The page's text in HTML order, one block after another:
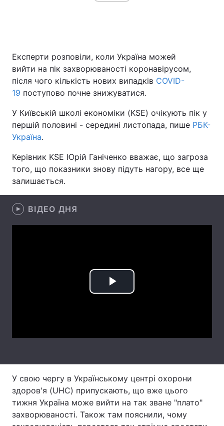
Головна Війна
Україна Політика
Спорт Наука
Зброя Інциденти
Цікавинки
Статті
Послуги
Експерти розповіли, коли Україна можей
вийти на пік захворюваності коронавірусом,
після чого кількість нових випадків COVID-
19 поступово почне знижуватися.
У Київській школі економіки (KSE) очікують пік у
першій половині - середині листопада, пише РБК-
Україна.
Керівник KSE Юрій Ганіченко вважає, що загроза
того, що показники знову підуть нагору, все ще
залишається.
ВІДЕО ДНЯ
Play
У свою чергу в Українському центрі охорони
здоров'я (UHC) припускають, що вже цього
тижня Україна може вийти на так зване "плато"
захворюваності. Також там пояснили, чому